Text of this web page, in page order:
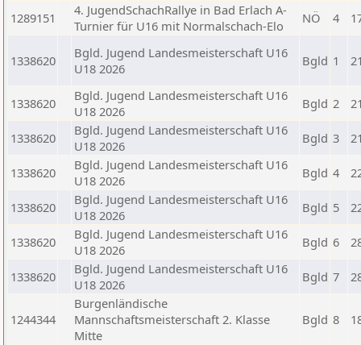
1289151
4. JugendSchachRallye in Bad Erlach A-
Turnier für U16 mit Normalschach-Elo
NÖ 4
1338620
Bgld. Jugend Landesmeisterschaft U16
U18 2026
Bgld 1
1338620
Bgld. Jugend Landesmeisterschaft U16
U18 2026
Bgld 2
1338620
Bgld. Jugend Landesmeisterschaft U16
U18 2026
Bgld 3
1338620
Bgld. Jugend Landesmeisterschaft U16
U18 2026
Bgld 4
1338620
Bgld. Jugend Landesmeisterschaft U16
U18 2026
Bgld 5
1338620
Bgld. Jugend Landesmeisterschaft U16
U18 2026
Bgld 6
1338620
Bgld. Jugend Landesmeisterschaft U16
U18 2026
Bgld 7
1244344
Burgenländische
Mannschaftsmeisterschaft 2. Klasse
Mitte
Bgld 8